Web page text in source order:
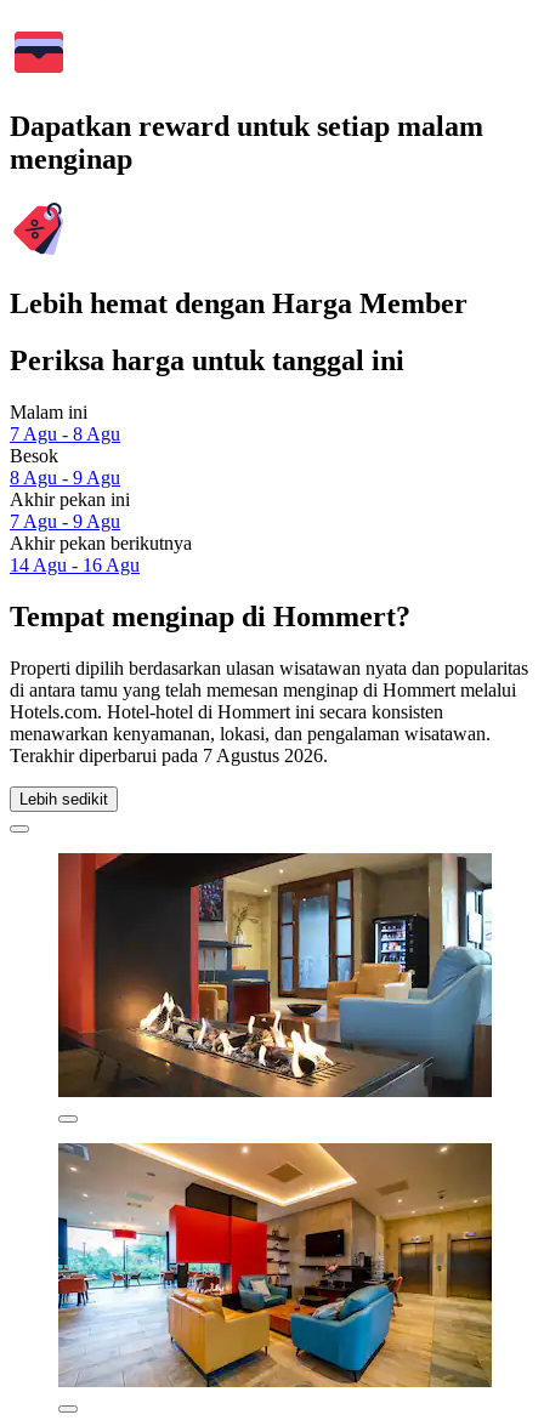
Dapatkan reward untuk setiap malam
menginap
Lebih hemat dengan Harga Member
Periksa harga untuk tanggal ini
Malam ini
7 Agu - 8 Agu
Besok
8 Agu - 9 Agu
Akhir pekan ini
7 Agu - 9 Agu
Akhir pekan berikutnya
14 Agu - 16 Agu
Tempat menginap di Hommert?
Properti dipilih berdasarkan ulasan wisatawan nyata dan popularitas
di antara tamu yang telah memesan menginap di Hommert melalui
Hotels.com. Hotel-hotel di Hommert ini secara konsisten
menawarkan kenyamanan, lokasi, dan pengalaman wisatawan.
Terakhir diperbarui pada 7 Agustus 2026.
Lebih sedikit